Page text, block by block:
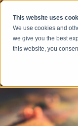
This website uses
We use cookies and
we give you the best
this website, you
跳到内容